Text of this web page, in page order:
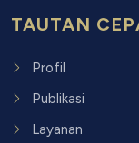
TAUTAN
Profil
Publikasi
Layanan